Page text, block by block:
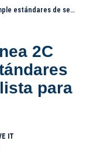
está lista para iniciar operaciones
2C
para